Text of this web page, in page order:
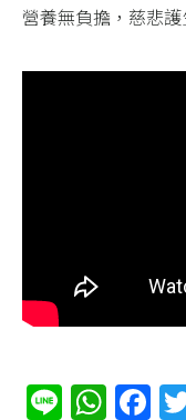
營養無負擔，慈悲
Line